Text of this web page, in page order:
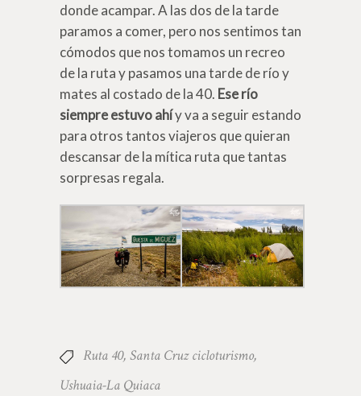
donde acampar. A las dos de la tarde
paramos a comer, pero nos sentimos tan
cómodos que nos tomamos un recreo
de la ruta y pasamos una tarde de río y
mates al costado de la 40. Ese río
siempre estuvo ahíy va a seguir estando
para otros tantos viajeros que quieran
descansar de la mítica ruta que tantas
sorpresas regala.
Ruta 40, Santa Cruz cicloturismo,
Ushuaia-La Quiaca